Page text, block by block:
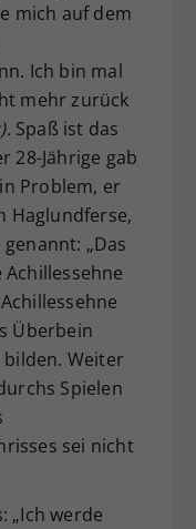
mich auf dem
Ich bin mal
mehr zurück
Spaß ist das
28-Jährige gab
Problem, er
Haglundferse,
„Das
Überbein
Weiter
Spielen
sei nicht
„Ich werde